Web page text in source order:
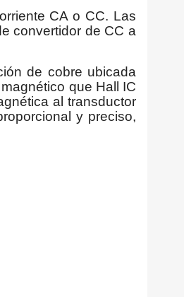
CA o CC. Las
convertidor de CC a
de cobre ubicada
que Hall IC
al transductor
y preciso,